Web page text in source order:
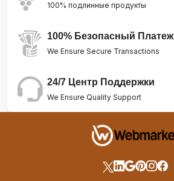
100% подлинные продукты
100% Безопасный Платеж
We Ensure Secure Transactions
24/7 Центр Поддержки
We Ensure Quality Support